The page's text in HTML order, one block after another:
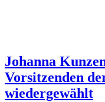
Johanna
Vorsitzenden
wiedergewählt